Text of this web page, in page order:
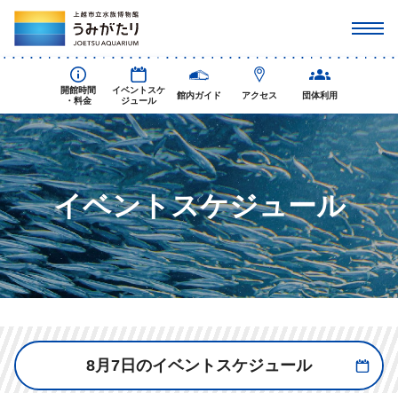
開館時間
・料金
イベントスケ
ジュール
館内ガイド アクセス 団体利用
イベントスケジュール
8月7日のイベントスケジュール